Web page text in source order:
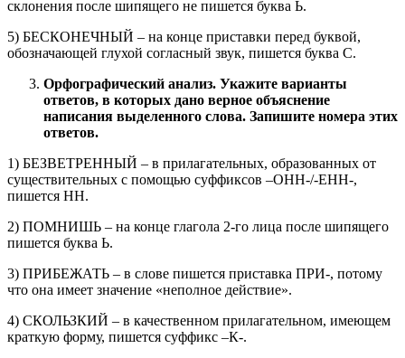
склонения после шипящего не пишется буква Ь.
5) БЕСКОНЕЧНЫЙ – на конце приставки перед буквой,
обозначающей глухой согласный звук, пишется буква С.
Орфографический анализ. Укажите варианты
ответов, в которых дано верное объяснение
написания выделенного слова. Запишите номера этих
ответов.
1) БЕЗВЕТРЕННЫЙ – в прилагательных, образованных от
существительных с помощью суффиксов –ОНН-/-ЕНН-,
пишется НН.
2) ПОМНИШЬ – на конце глагола 2-го лица после шипящего
пишется буква Ь.
3) ПРИБЕЖАТЬ – в слове пишется приставка ПРИ-, потому
что она имеет значение «неполное действие».
4) СКОЛЬЗКИЙ – в качественном прилагательном, имеющем
краткую форму, пишется суффикс –К-.